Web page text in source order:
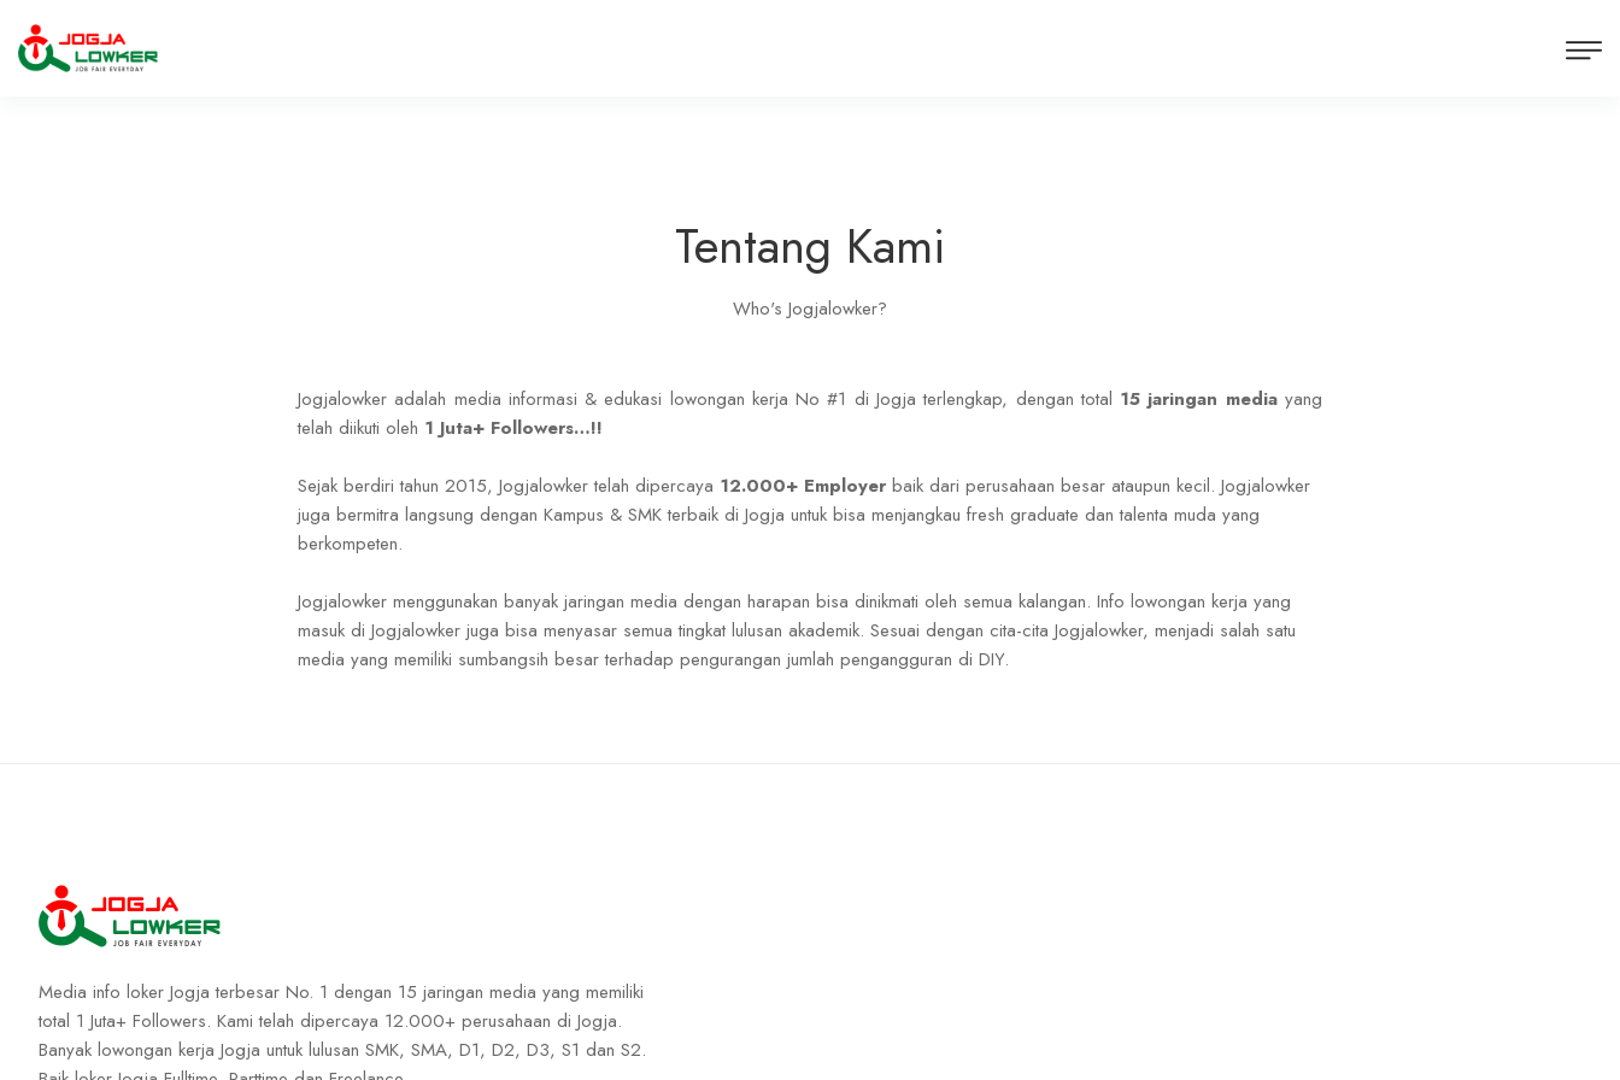
Tentang Kami
Who's Jogjalowker?
Jogjalowker adalah media informasi & edukasi lowongan kerja No #1 di Jogja terlengkap, dengan total 15 jaringan mediayang
telah diikuti oleh 1 Juta+ Followers…!!
Sejak berdiri tahun 2015, Jogjalowker telah dipercaya 12.000+ Employer baik dari perusahaan besar ataupun kecil. Jogjalowker
juga bermitra langsung dengan Kampus & SMK terbaik di Jogja untuk bisa menjangkau fresh graduate dan talenta muda yang
berkompeten.
Jogjalowker menggunakan banyak jaringan media dengan harapan bisa dinikmati oleh semua kalangan. Info lowongan kerja yang
masuk di Jogjalowker juga bisa menyasar semua tingkat lulusan akademik. Sesuai dengan cita-cita Jogjalowker, menjadi salah satu
media yang memiliki sumbangsih besar terhadap pengurangan jumlah pengangguran di DIY.
Media info loker Jogja terbesar No. 1 dengan 15 jaringan media yang memiliki
total 1 Juta+ Followers. Kami telah dipercaya 12.000+ perusahaan di Jogja.
Banyak lowongan kerja Jogja untuk lulusan SMK, SMA, D1, D2, D3, S1 dan S2.